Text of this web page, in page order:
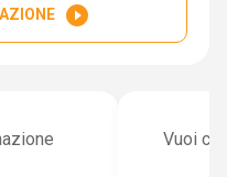
play_circle_filled
Vuoi